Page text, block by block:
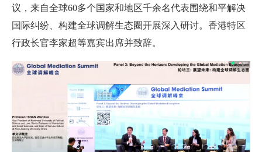
议，来自全球60多个国家和地区千余名代表围绕和平解决
国际纠纷、构建全球调解生态圈开展深入研讨。香港特区
行政长官李家超等嘉宾出席并致辞。